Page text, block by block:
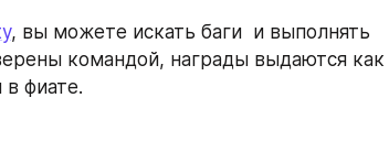
, вы можете искать баги  и выполнять
командой, награды выдаются как
в фиате.